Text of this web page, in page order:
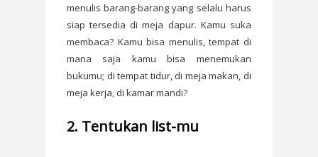
menulis barang-barang yang selalu harus
siap tersedia di meja dapur. Kamu suka
membaca? Kamu bisa menulis, tempat di
mana saja kamu bisa menemukan
bukumu; di tempat tidur, di meja makan, di
meja kerja, di kamar mandi?
2. Tentukan list-mu